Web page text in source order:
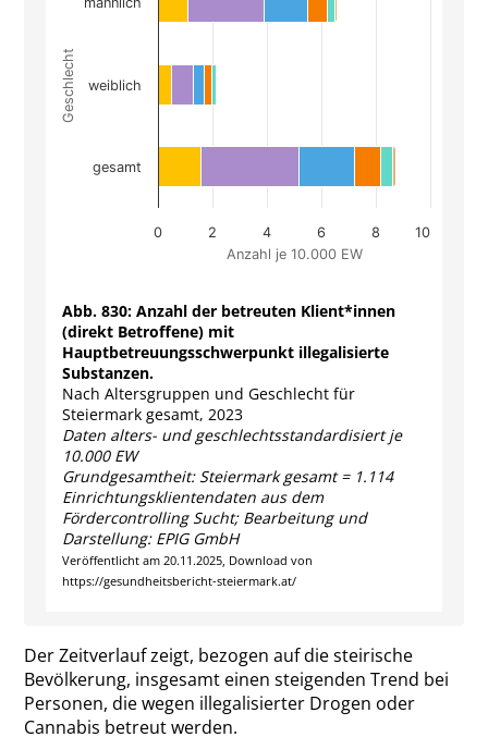
Anzahl je 10.000 EW
Geschlecht
0 2 4 6 8 10
weiblich
gesamt
Abb. 830: Anzahl der betreuten Klient*innen
(direkt Betroffene) mit
Hauptbetreuungsschwerpunkt illegalisierte
Substanzen.
Nach Altersgruppen und Geschlecht für
Steiermark gesamt, 2023
Daten alters- und geschlechtsstandardisiert je
10.000 EW
Grundgesamtheit: Steiermark gesamt = 1.114
Einrichtungsklientendaten aus dem
Fördercontrolling Sucht; Bearbeitung und
Darstellung: EPIG GmbH
Veröffentlicht am 20.11.2025, Download von
https://gesundheitsbericht-steiermark.at/
Der Zeitverlauf zeigt, bezogen auf die steirische
Bevölkerung, insgesamt einen steigenden Trend bei
Personen, die wegen illegalisierter Drogen oder
Cannabis betreut werden.